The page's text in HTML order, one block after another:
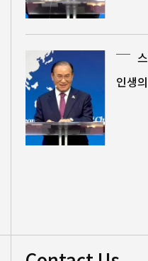
인생